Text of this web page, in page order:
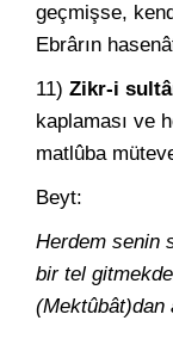
geçmişse,
Ebrârın
11) Zikr-i
kaplaması ve
matlûba
Beyt:
Herdem senin
bir tel
(Mektûbât)dan